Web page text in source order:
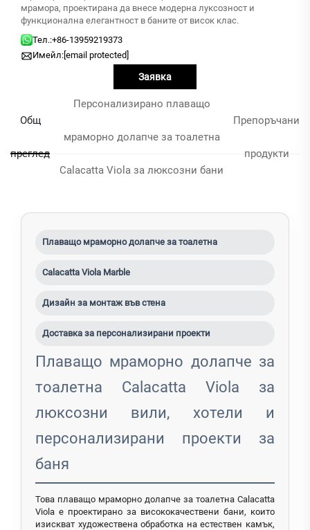
мрамора, проектирана да внесе модерна луксозност и
функционална елегантност в баните от висок клас.
Тел.:+86-13959219373
Имейл:[email protected]
Заявка
Общ
преглед
Персонализирано плаващо
мраморно долапче за тоалетна
Calacatta Viola за люксозни бани
Препоръчани
продукти
Плаващо мраморно долапче за тоалетна
Calacatta Viola Marble
Дизайн за монтаж във стена
Доставка за персонализирани проекти
Плаващо мраморно долапче за
тоалетна Calacatta Viola за
люксозни вили, хотели и
персонализирани проекти за
баня
Това плаващо мраморно долапче за тоалетна Calacatta
Viola е проектирано за висококачествени бани, които
изискват художествена обработка на естествен камък,